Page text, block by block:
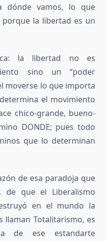
dónde vamos, lo que
la libertad es un
la libertad no es
sino un “poder
moverse lo que importa
el movimiento
chico-grande, bueno-
DONDE; pues todo
que lo determinan
de esa paradoja que
de que el Liberalismo
en el mundo la
llaman Totalitarismo, es
de ese estandarte